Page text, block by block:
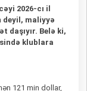
2026-cı il
deyil, maliyyə
daşıyır. Belə ki,
klublara
121 min dollar,